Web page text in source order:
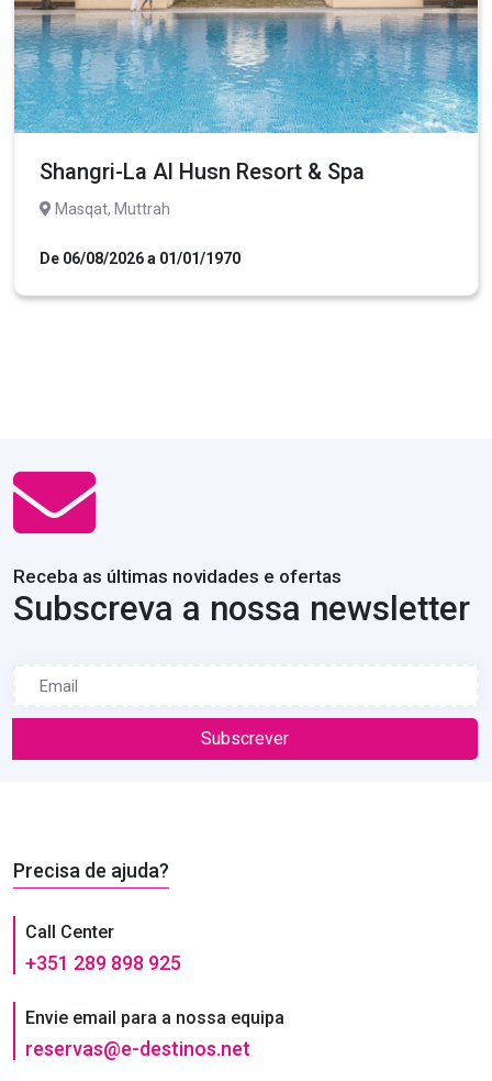
Shangri-La Al Husn Resort & Spa
Masqat, Muttrah
De 06/08/2026 a 01/01/1970
Receba as últimas novidades e ofertas
Subscreva a nossa newsletter
Subscrever
Precisa de ajuda?
Call Center
+351 289 898 925
Envie email para a nossa equipa
reservas@e-destinos.net